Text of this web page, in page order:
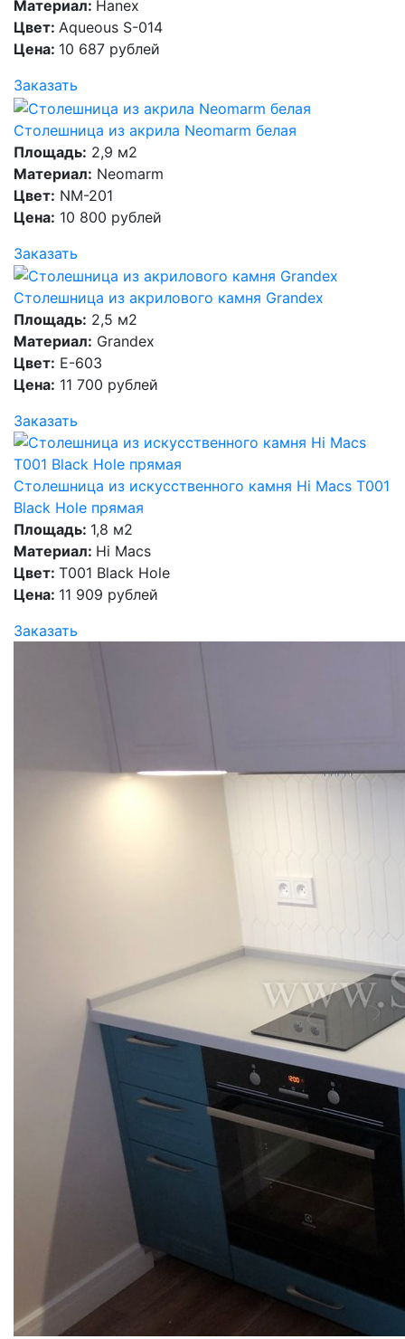
Материал: Hanex
Цвет: Aqueous S-014
Цена: 10 687 рублей
Заказать
Столешница из акрила Neomarm белая
Площадь: 2,9 м2
Материал: Neomarm
Цвет: NM-201
Цена: 10 800 рублей
Заказать
Столешница из акрилового камня Grandex
Площадь: 2,5 м2
Материал: Grandex
Цвет: E-603
Цена: 11 700 рублей
Заказать
Столешница из искусственного камня Hi Macs T001
Black Hole прямая
Площадь: 1,8 м2
Материал: Hi Macs
Цвет: T001 Black Hole
Цена: 11 909 рублей
Заказать